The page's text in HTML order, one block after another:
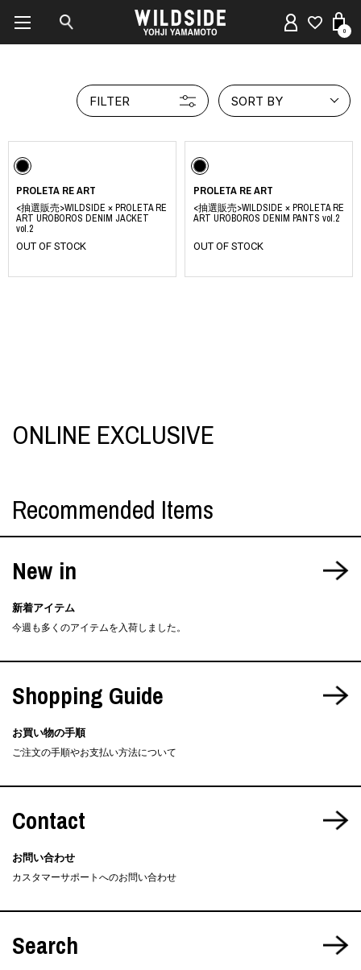
0
FILTER SORT BY
PROLETA RE ART
<抽選販売>WILDSIDE × PROLETA RE
ART UROBOROS DENIM JACKET
vol.2
OUT OF STOCK
PROLETA RE ART
<抽選販売>WILDSIDE × PROLETA RE
ART UROBOROS DENIM PANTS vol.2
OUT OF STOCK
ONLINE EXCLUSIVE
Recommended Items
New in
新着アイテム
今週も多くのアイテムを入荷しました。
Shopping Guide
お買い物の手順
ご注文の手順やお支払い方法について
Contact
お問い合わせ
カスタマーサポートへのお問い合わせ
Search